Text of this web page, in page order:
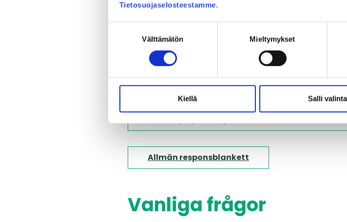
Tietosuojaselosteestamme.
Välttämätön Mieltymykset
Kiellä Salli valinta
Information till markägare och invånare
Kontaktformulär för fältarbeten
Beställ projektets nyhetsbrev
Allmän responsblankett
Vanliga frågor